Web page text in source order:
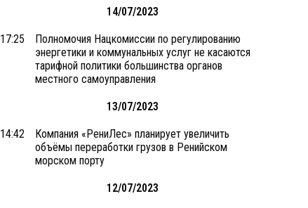
14/07/2023
17:25
Полномочия Нацкомиссии по регулированию
энергетики и коммунальных услуг не касаются
тарифной политики большинства органов
местного самоуправления
13/07/2023
14:42
Компания «РениЛес» планирует увеличить
объёмы переработки грузов в Ренийском
морском порту
12/07/2023